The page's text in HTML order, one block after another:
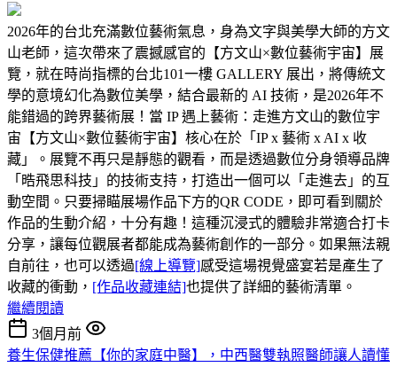
2026年的台北充滿數位藝術氣息，身為文字與美學大師的方文
山老師，這次帶來了震撼感官的【方文山×數位藝術宇宙】展
覽，就在時尚指標的台北101一樓 GALLERY 展出，將傳統文
學的意境幻化為數位美學，結合最新的 AI 技術，是2026年不
能錯過的跨界藝術展！當 IP 遇上藝術：走進方文山的數位宇
宙【方文山×數位藝術宇宙】核心在於「IP x 藝術 x AI x 收
藏」。展覽不再只是靜態的觀看，而是透過數位分身領導品牌
「晧飛思科技」的技術支持，打造出一個可以「走進去」的互
動空間。只要掃瞄展場作品下方的QR CODE，即可看到關於
作品的生動介紹，十分有趣！這種沉浸式的體驗非常適合打卡
分享，讓每位觀展者都能成為藝術創作的一部分。如果無法親
自前往，也可以透過[線上導覽]感受這場視覺盛宴若是產生了
收藏的衝動， [作品收藏連結]也提供了詳細的藝術清單。
繼續閱讀
3個月前
養生保健推薦【你的家庭中醫】，中西醫雙執照醫師讓人讀懂